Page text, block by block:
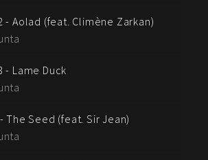
- Aolad (feat. Climène Zarkan)
- Lame Duck
The Seed (feat. Sir Jean)